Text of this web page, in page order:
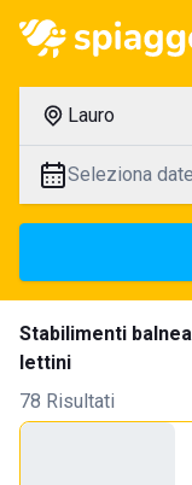
Lauro
Seleziona date
Stabilimenti
lettini
78 Risultati